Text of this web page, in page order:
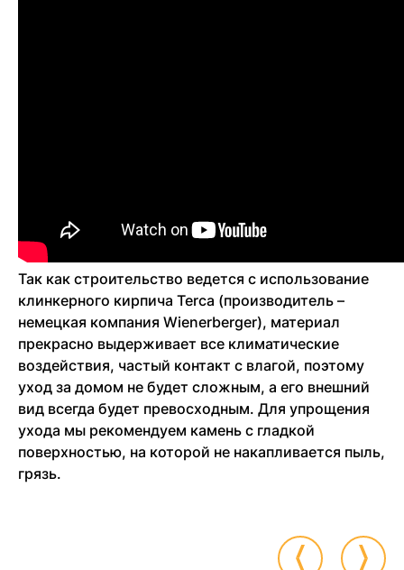
Так как строительство ведется с использование
клинкерного кирпича Terca (производитель –
немецкая компания Wienerberger), материал
прекрасно выдерживает все климатические
воздействия, частый контакт с влагой, поэтому
уход за домом не будет сложным, а его внешний
вид всегда будет превосходным. Для упрощения
ухода мы рекомендуем камень с гладкой
поверхностью, на которой не накапливается пыль,
грязь.